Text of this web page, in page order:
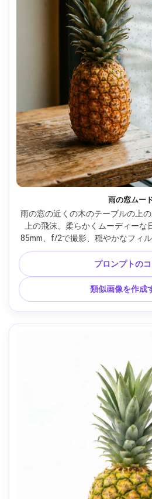
雨の窓ムー
雨の窓の近くの木のテーブルの上
上の飛沫、柔らかくムーディーな
85mm、f/2で撮影、穏やかなフィ
な質感、暖かいフルーツの色調と
地の良いコントラス
プロンプトの
類似画像を作成